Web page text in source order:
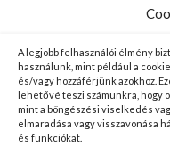
A legjobb felhasználói élmény
használunk, mint például a
és/vagy hozzáférjünk azokhoz.
lehetővé teszi számunkra, hogy
mint a böngészési viselkedés
elmaradása vagy visszavonása
és funkciókat.
szerkesztői
szúrópróba-szerűen
véleményét nem
valamely tartalommal